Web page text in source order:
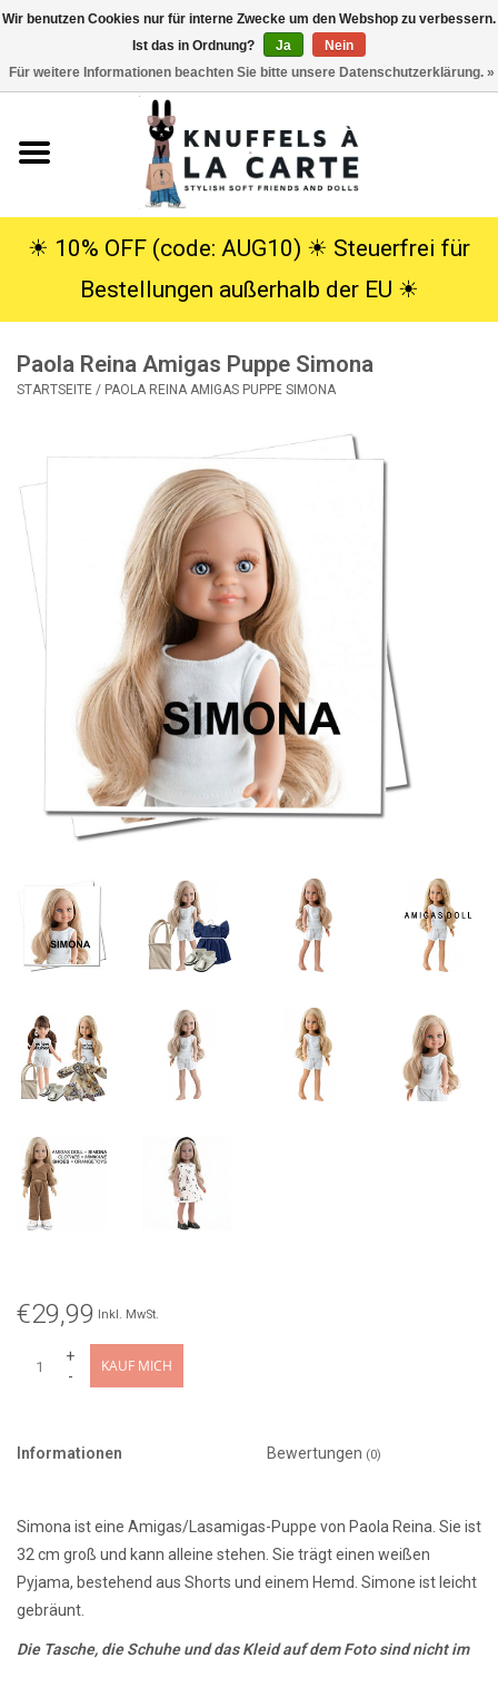
Kuscheltiere
SALE
Info
Lookbooks
Marken
☀︎ 10% OFF (code: AUG10) ☀︎ Steuerfrei für
Bestellungen außerhalb der EU ☀︎
Paola Reina Amigas Puppe Simona
STARTSEITE / PAOLA REINA AMIGAS PUPPE SIMONA
€29,99 Inkl. MwSt.
+
-
KAUF MICH
Informationen Bewertungen (0)
Simona ist eine Amigas/Lasamigas-Puppe von Paola Reina. Sie ist
32 cm groß und kann alleine stehen. Sie trägt einen weißen
Pyjama, bestehend aus Shorts und einem Hemd. Simone ist leicht
gebräunt.
Die Tasche, die Schuhe und das Kleid auf dem Foto sind nicht im
Wir benutzen Cookies nur für interne Zwecke um den Webshop zu verbessern.
Ist das in Ordnung?
Ja
Nein
Für weitere Informationen beachten Sie bitte unsere Datenschutzerklärung. »